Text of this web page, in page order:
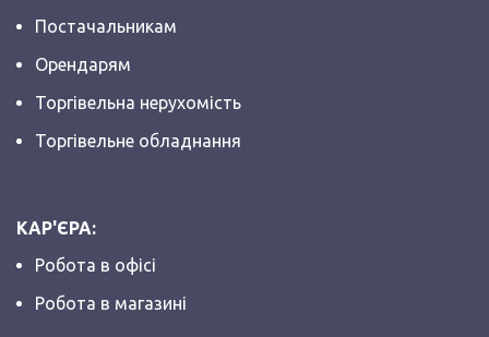
Постачальникам
Орендарям
Торгівельна нерухомість
Торгівельне обладнання
КАР'ЄРА:
Робота в офісі
Робота в магазині